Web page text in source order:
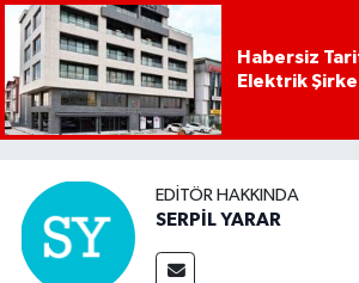
Habersiz
Elektrik
EDITÖR HAKKINDA
SERPİL YARAR